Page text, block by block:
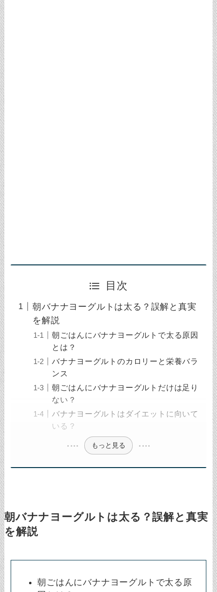
目次
朝バナナヨーグルトは太る？誤解と真実
を解説
朝ごはんにバナナヨーグルトで太る原因
とは？
バナナヨーグルトのカロリーと栄養バラ
ンス
朝ごはんにバナナヨーグルトだけは足り
ない？
バナナヨーグルトはダイエットに向いて
いる？
もっと見る
朝バナナヨーグルトは太る？誤解と真実
を解説
朝ごはんにバナナヨーグルトで太る原